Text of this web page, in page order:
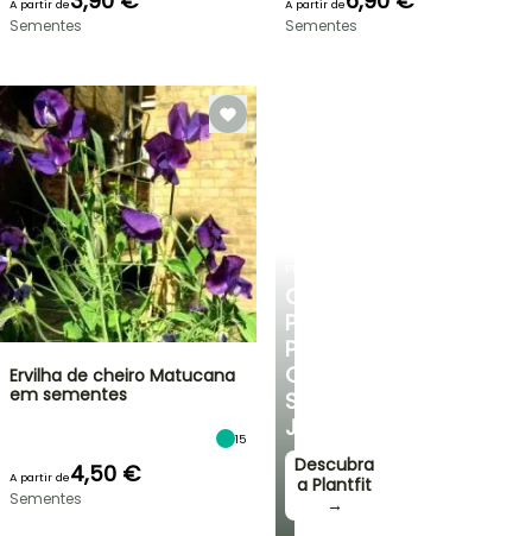
CONSELHOS
PERSONALIZADOS
PARA
O
SEU
JARDIM
Descubra
a Plantfit
→
A partir de
Sementes
A partir de
Sementes
Ervilha de cheiro Matucana
em sementes
15
A partir de4,50 €
Sementes